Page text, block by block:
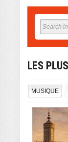
LES
MUSIQUE